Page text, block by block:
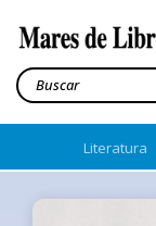
Literatura